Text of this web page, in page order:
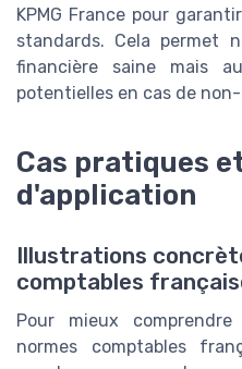
KPMG France pour
standards. Cela permet
financière saine mais
potentielles en cas de
Cas pratiques
d'application
Illustrations
comptables
Pour mieux
normes comptables